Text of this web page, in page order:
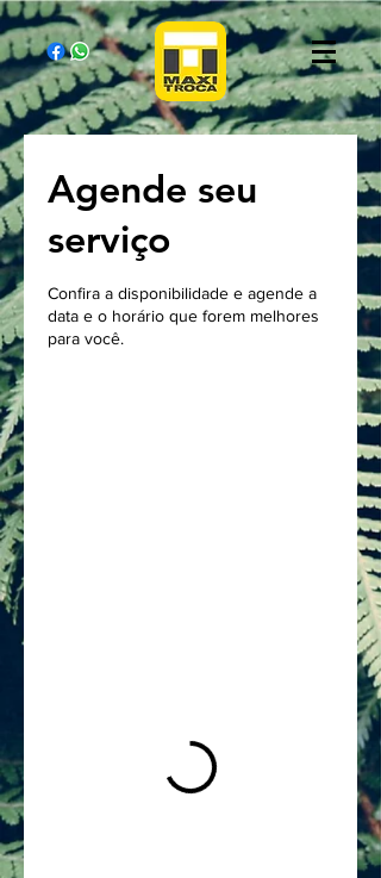
Agende seu
serviço
Confira a disponibilidade e agende a
data e o horário que forem melhores
para você.